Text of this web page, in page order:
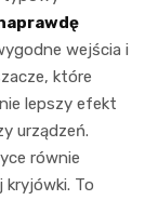
wejścia i
które
lepszy efekt
urządzeń.
równie
kryjówki. To